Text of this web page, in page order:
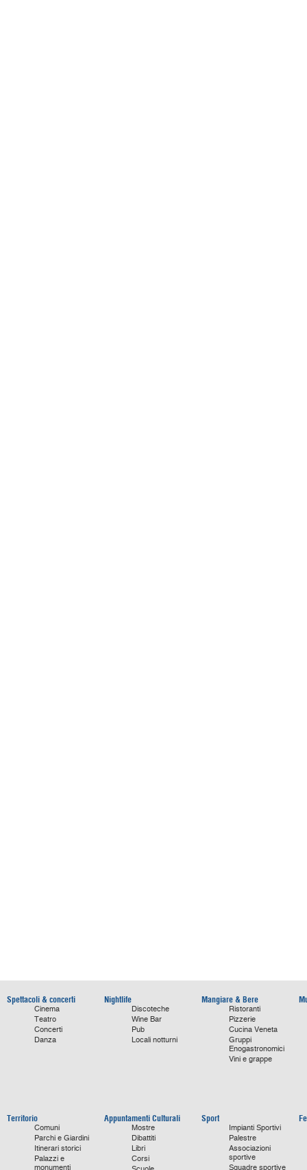
Spettacoli & concerti
Cinema
Teatro
Concerti
Danza
Nightlife
Discoteche
Wine Bar
Pub
Locali notturni
Mangiare & Bere
Ristoranti
Pizzerie
Cucina Veneta
Gruppi
Enogastronomici
Vini e grappe
Territorio
Comuni
Parchi e Giardini
Itinerari storici
Palazzi e
monumenti
Appuntamenti Culturali
Mostre
Dibattiti
Libri
Corsi
Sport
Impianti Sportivi
Palestre
Associazioni
sportive
Squadre sportive